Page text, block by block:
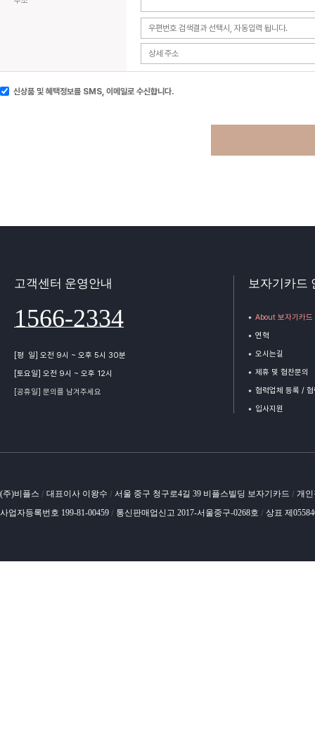
신상품 및 혜택정보를 SMS, 이메일로 수신합니다.
고객센터 운영안내
1566-2334
[평 일] 오전 9시 ~ 오후 5시 30분
[토요일] 오전 9시 ~ 오후 12시
[공휴일] 문의를 남겨주세요
보자기카드
About 보자기카드
연혁
오시는길
제휴 및 협찬문의
협력업체 등록 /
입사지원
(주)비플스 / 대표이사 이왕수 / 서울 중구 청구로4길 39 비플스빌딩 보자기카드 / 개
사업자등록번호 199-81-00459 / 통신판매업신고 2017-서울중구-0268호 / 상표 제